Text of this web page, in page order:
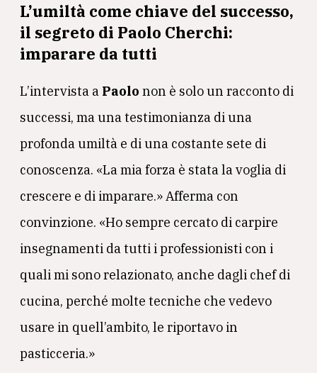
L’umiltà come chiave del successo,
il segreto di Paolo Cherchi:
imparare da tutti
L’intervista a Paolo non è solo un racconto di
successi, ma una testimonianza di una
profonda umiltà e di una costante sete di
conoscenza. «La mia forza è stata la voglia di
crescere e di imparare.» Afferma con
convinzione. «Ho sempre cercato di carpire
insegnamenti da tutti i professionisti con i
quali mi sono relazionato, anche dagli chef di
cucina, perché molte tecniche che vedevo
usare in quell’ambito, le riportavo in
pasticceria.»